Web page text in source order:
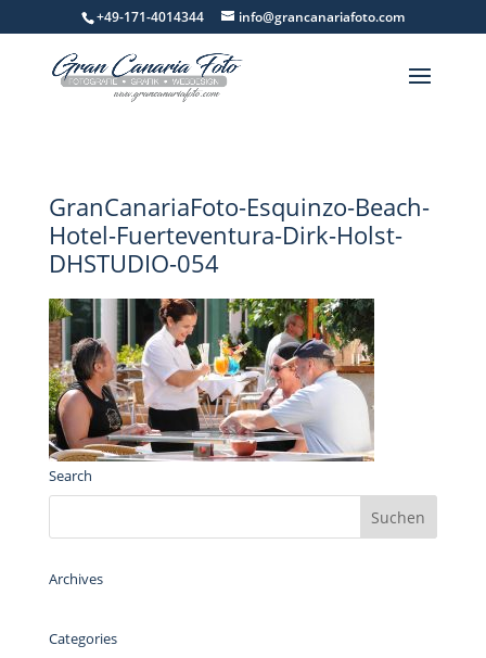
+49-171-4014344 info@grancanariafoto.com
GranCanariaFoto-Esquinzo-Beach-
Hotel-Fuerteventura-Dirk-Holst-
DHSTUDIO-054
Search
Archives
Categories